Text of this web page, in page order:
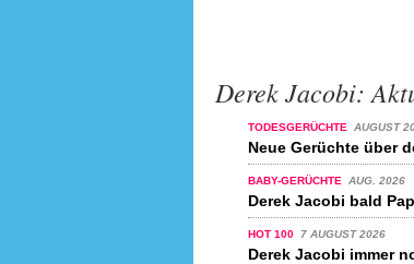
Derek Jacobi:
TODESGERÜCHTE AUGUST
Neue Gerüchte über
BABY-GERÜCHTE AUG. 2026
Derek Jacobi bald
HOT 100 7 AUGUST 2026
Derek Jacobi immer